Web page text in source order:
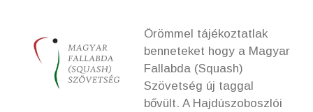
Örömmel tájékoztatlak
benneteket hogy a Magyar
Fallabda (Squash)
Szövetség új taggal
bővült. A Hajdúszoboszlói